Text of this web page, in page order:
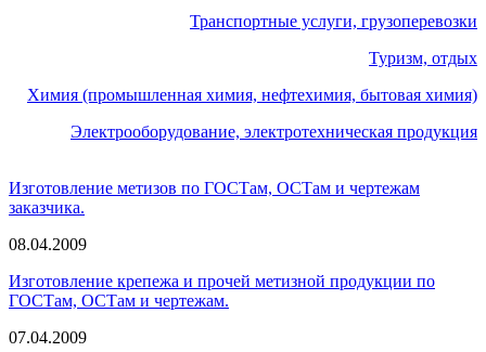
Транспортные услуги, грузоперевозки
Туризм, отдых
Химия (промышленная химия, нефтехимия, бытовая химия)
Электрооборудование, электротехническая продукция
Изготовление метизов по ГОСТам, ОСТам и чертежам
заказчика.
08.04.2009
Изготовление крепежа и прочей метизной продукции по
ГОСТам, ОСТам и чертежам.
07.04.2009